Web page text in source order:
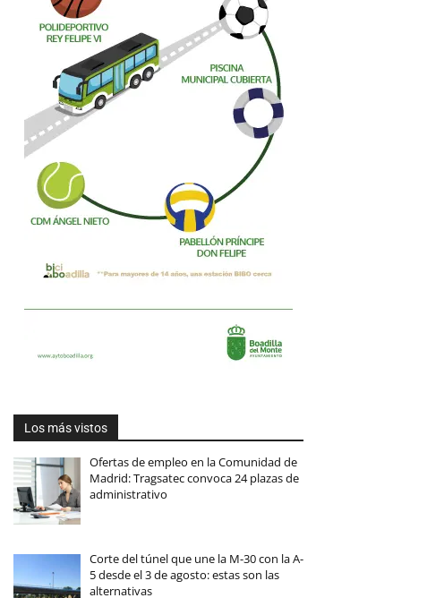
Los más vistos
Ofertas de empleo en la Comunidad de
Madrid: Tragsatec convoca 24 plazas de
administrativo
Corte del túnel que une la M-30 con la A-
5 desde el 3 de agosto: estas son las
alternativas